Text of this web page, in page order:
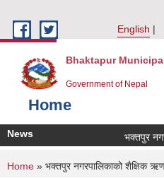
English
Bhaktapur
Government of Nepal
Home
News भक्तपुर
You are here
Home » भक्तपुर नगरपालिकाको शैक्षिक